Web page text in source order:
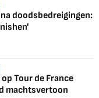
doodsbedreigingen:
Tour de France
machtsvertoon